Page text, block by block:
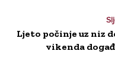
Ljeto počinje uz niz
vikenda